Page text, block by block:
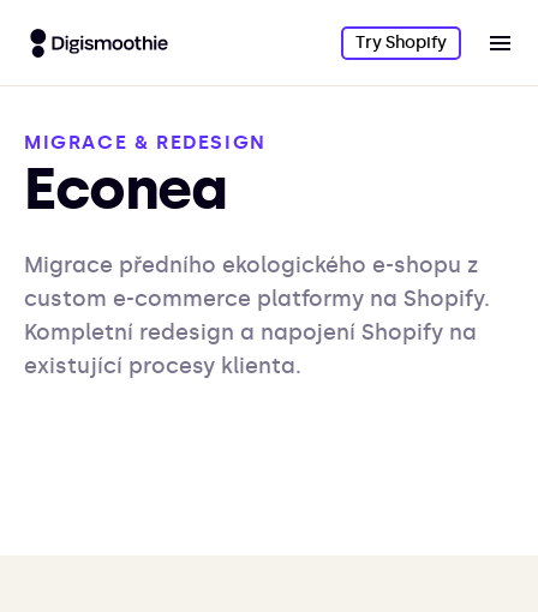
Try Shopify
MIGRACE & REDESIGN
Econea
Migrace předního ekologického e-shopu z
custom e-commerce platformy na Shopify.
Kompletní redesign a napojení Shopify na
existující procesy klienta.